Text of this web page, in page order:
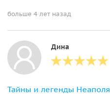
больше 4 лет назад
Дина
Тайны и легенды Неаполя